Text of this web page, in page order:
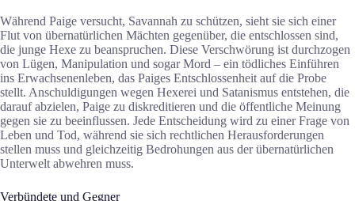
Während Paige versucht, Savannah zu schützen, sieht sie sich einer
Flut von übernatürlichen Mächten gegenüber, die entschlossen sind,
die junge Hexe zu beanspruchen. Diese Verschwörung ist durchzogen
von Lügen, Manipulation und sogar Mord – ein tödliches Einführen
ins Erwachsenenleben, das Paiges Entschlossenheit auf die Probe
stellt. Anschuldigungen wegen Hexerei und Satanismus entstehen, die
darauf abzielen, Paige zu diskreditieren und die öffentliche Meinung
gegen sie zu beeinflussen. Jede Entscheidung wird zu einer Frage von
Leben und Tod, während sie sich rechtlichen Herausforderungen
stellen muss und gleichzeitig Bedrohungen aus der übernatürlichen
Unterwelt abwehren muss.
Verbündete und Gegner